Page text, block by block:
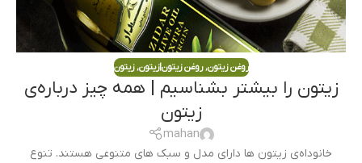
روغن زیتون,روغن زیتون|زیتون,زیتون
زیتون را بیشتر بشناسیم | همه چیز درباره‌ی
زیتون
mahan
خانودا‌ه‌ی زیتون ها دارای مدل و سبک های متنوعی هستند. تنوع